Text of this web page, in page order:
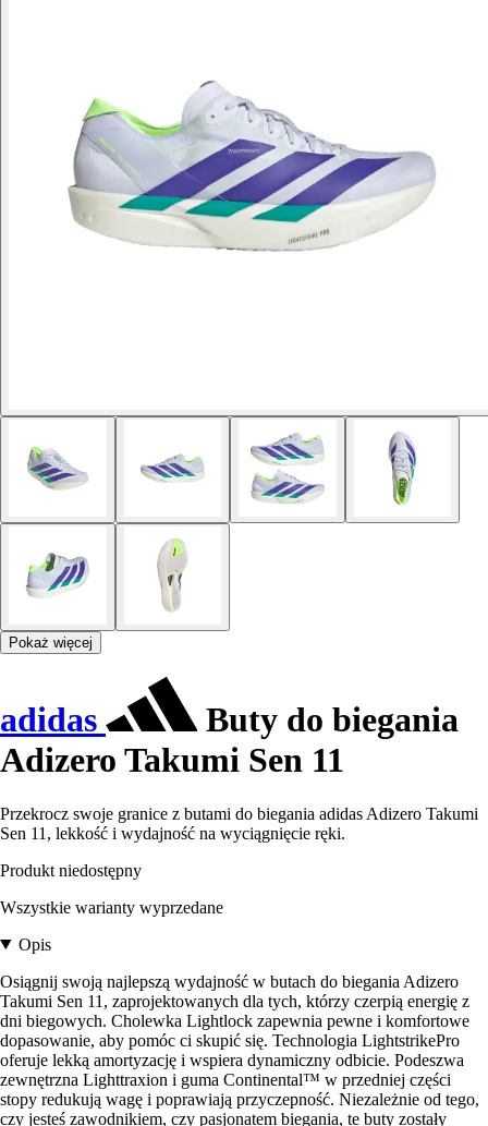
Pokaż więcej
adidas
Buty do biegania
Adizero Takumi Sen 11
Przekrocz swoje granice z butami do biegania adidas Adizero Takumi
Sen 11, lekkość i wydajność na wyciągnięcie ręki.
Produkt niedostępny
Wszystkie warianty wyprzedane
Opis
Osiągnij swoją najlepszą wydajność w butach do biegania Adizero
Takumi Sen 11, zaprojektowanych dla tych, którzy czerpią energię z
dni biegowych. Cholewka Lightlock zapewnia pewne i komfortowe
dopasowanie, aby pomóc ci skupić się. Technologia LightstrikePro
oferuje lekką amortyzację i wspiera dynamiczny odbicie. Podeszwa
zewnętrzna Lighttraxion i guma Continental™ w przedniej części
stopy redukują wagę i poprawiają przyczepność. Niezależnie od tego,
czy jesteś zawodnikiem, czy pasjonatem biegania, te buty zostały